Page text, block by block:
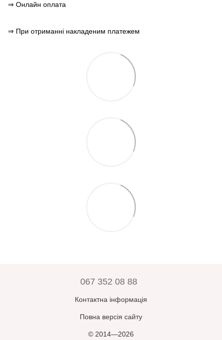
⇒ Онлайн оплата
⇒ При отриманні накладеним платежем
067 352 08 88
Контактна інформація
Повна версія сайту
© 2014—2026